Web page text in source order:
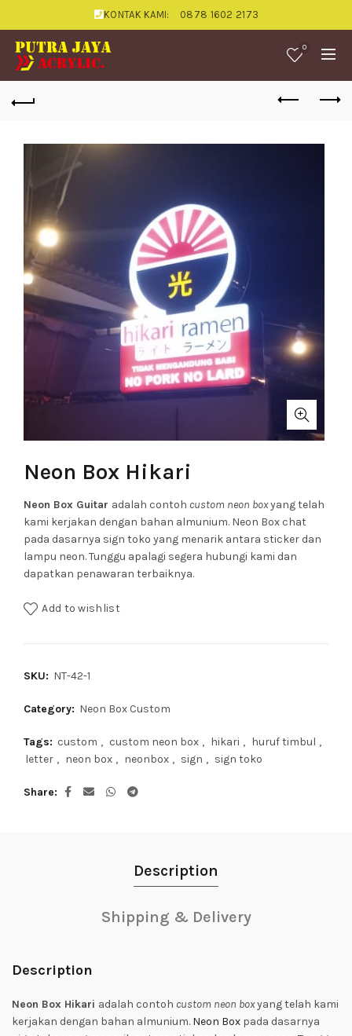
KONTAK KAMI: 0878 1602 2173
0
Neon Box Hikari
Neon Box Guitar adalah contoh custom neon boxyang telah
kami kerjakan dengan bahan almunium. Neon Box chat
pada dasarnya sign toko yang menarik antara sticker dan
lampu neon. Tunggu apalagi segera hubungi kami dan
dapatkan penawaran terbaiknya.
Add to wishlist
SKU: NT-42-1
Category: Neon Box Custom
Tags: custom , custom neon box , hikari , huruf timbul ,
letter , neon box , neonbox , sign , sign toko
Share
Description
Shipping & Delivery
Description
Neon Box Hikari adalah contoh custom neon boxyang telah kami
kerjakan dengan bahan almunium. Neon Box pada dasarnya